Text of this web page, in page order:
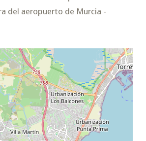
del aeropuerto de Murcia -